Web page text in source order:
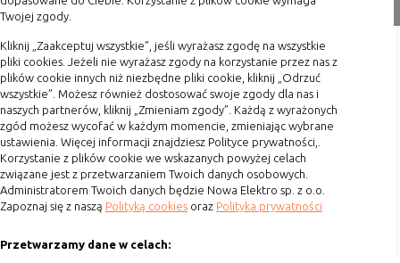
Twojej zgody.
Kliknij „Zaakceptuj wszystkie”, jeśli wyrażasz zgodę na wszystkie
pliki cookies. Jeżeli nie wyrażasz zgody na korzystanie przez nas z
plików cookie innych niż niezbędne pliki cookie, kliknij „Odrzuć
wszystkie”. Możesz również dostosować swoje zgody dla nas i
naszych partnerów, kliknij „Zmieniam zgody”. Każdą z wyrażonych
zgód możesz wycofać w każdym momencie, zmieniając wybrane
ustawienia. Więcej informacji znajdziesz Polityce prywatności,.
Korzystanie z plików cookie we wskazanych powyżej celach
związane jest z przetwarzaniem Twoich danych osobowych.
Administratorem Twoich danych będzie Nowa Elektro sp. z o.o.
Zapoznaj się z naszą Polityką cookies oraz Polityka prywatności
Przetwarzamy dane w celach:
- służą bardzo ważnym funkcjonalnościom
serwisu, ich zablokowanie spowoduje, że
wybrane funkcje nie będą działać
prawidłowo.
Biznesowe
Umożliwiają realizację modelu
biznesowego w oparciu o który
udostępniona jest witryna, ich
zablokowanie nie spowoduje
niedostępności całości funkcjonalności
świadczenia usługi ze względu na brak
Terminy realizacji
Koszty przesyłki
Dostawa
Reklamacje
Zwrot towaru
Kontakt
Szybki kontakt